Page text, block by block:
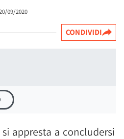
09/2020
CONDIVIDI
appresta a concludersi